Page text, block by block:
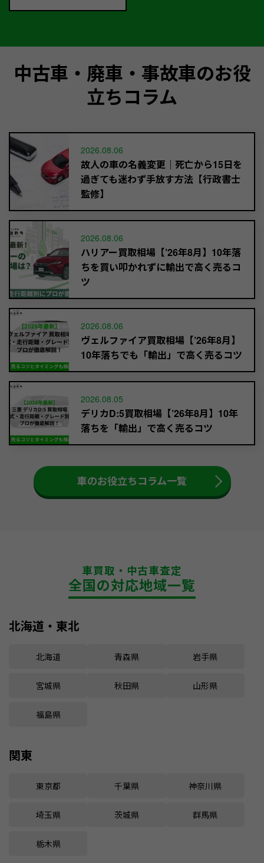
中古車・廃車・事故車のお役
立ちコラム
2026.08.06
故人の車の名義変更｜死亡から15日を
過ぎても迷わず手放す方法【行政書士
監修】
2026.08.06
ハリアー買取相場【’26年8月】10年落
ちを買い叩かれずに輸出で高く売るコ
ツ
2026.08.06
ヴェルファイア買取相場【’26年8月】
10年落ちでも「輸出」で高く売るコツ
2026.08.05
デリカD:5買取相場【’26年8月】10年
落ちを「輸出」で高く売るコツ
車のお役立ちコラム一覧
車買取・中古車査定
全国の対応地域一覧
北海道・東北
北海道 青森県 岩手県
宮城県 秋田県 山形県
福島県
関東
東京都 千葉県 神奈川県
埼玉県 茨城県 群馬県
栃木県